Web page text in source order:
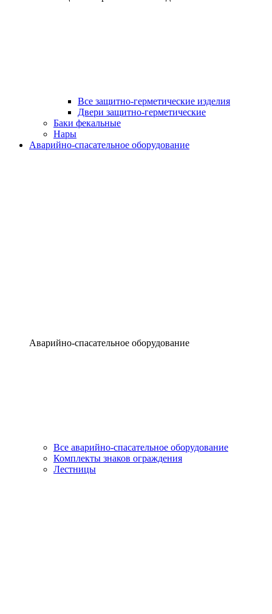
Все защитно-герметические изделия
Двери защитно-герметические
Баки фекальные
Нары
Аварийно-спасательное оборудование
Аварийно-спасательное оборудование
Все аварийно-спасательное оборудование
Комплекты знаков ограждения
Лестницы